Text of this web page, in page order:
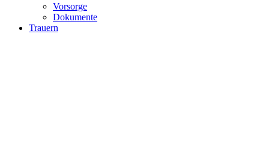
Vorsorge
Dokumente
Trauern